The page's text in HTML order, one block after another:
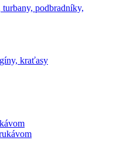
podbradníky,
kraťasy